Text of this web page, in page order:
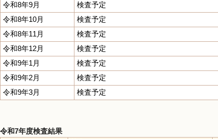
令和8年9月
検査予定
令和8年10月
検査予定
令和8年11月
検査予定
令和8年12月
検査予定
令和9年1月
検査予定
令和9年2月
検査予定
令和9年3月
検査予定
令和7年度検査結果